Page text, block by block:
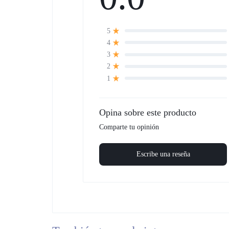
5
4
3
2
1
Opina sobre este producto
Comparte tu opinión
Escribe una reseña